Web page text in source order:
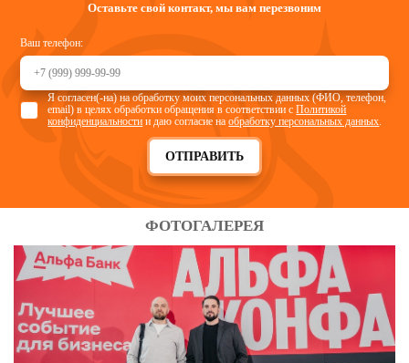
Оставьте свой контакт, мы вам перезвоним
Ваш телефон:
ОТПРАВИТЬ
Я согласен(-на) на обработку моих персональных данных (ФИО, телефон,
email) в целях обработки обращения в соответствии сПолитикой
конфиденциальности и даю согласие наобработку персональных данных.
ФОТОГАЛЕРЕЯ